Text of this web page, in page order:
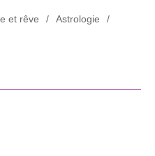
et rêve
Astrologie